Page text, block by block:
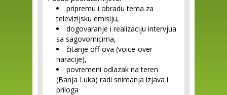
pripremu i obradu tema za
televizijsku emisiju,
dogovaranje i realizaciju intervjua
sa sagovornicima,
čitanje off-ova (voice-over
naracije),
povremeni odlazak na teren
(Banja Luka) radi snimanja izjava i
priloga